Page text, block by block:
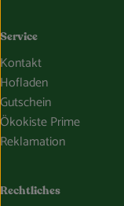
Service
Kontakt
Hofladen
Gutschein
Ökokiste Prime
Reklamation
Rechtliches